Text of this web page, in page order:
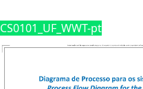
CS0101_UF_WWT-pt